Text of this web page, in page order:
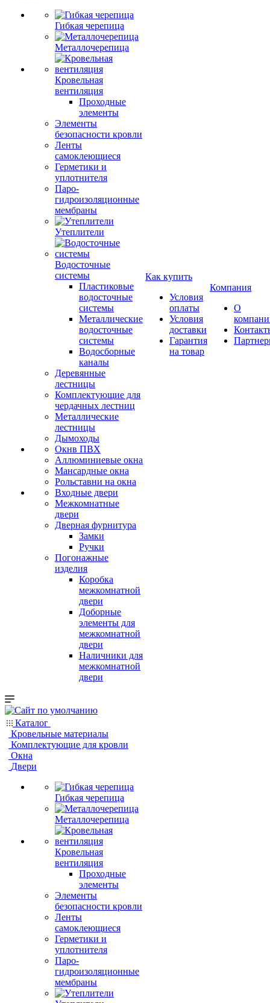
Гибкая черепица
Металлочерепица
Кровельная
вентиляция
Проходные
элементы
Элементы
безопасности кровли
Ленты
самоклеющиеся
Герметики и
уплотнителя
Паро-
гидроизоляционные
мембраны
Утеплители
Водосточные
системы
Пластиковые
водосточные
системы
Металлические
водосточные
системы
Водосборные
каналы
Деревянные
лестницы
Комплектующие для
чердачных лестниц
Металлические
лестницы
Дымоходы
Окнв ПВХ
Аллюминиевые окна
Мансардные окна
Рольставни на окна
Входные двери
Межкомнатные
двери
Дверная фурнитура
Замки
Ручки
Погонажные
изделия
Коробка
межкомнатной
двери
Доборные
элементы для
межкомнатной
двери
Наличники для
межкомнатной
двери
Как купить
Условия
оплаты
Условия
доставки
Гарантия
на товар
Компания
О
Каталог
Кровельные материалы
Комплектующие для кровли
Окна
Двери
Гибкая черепица
Металлочерепица
Кровельная
вентиляция
Проходные
элементы
Элементы
безопасности кровли
Ленты
самоклеющиеся
Герметики и
уплотнителя
Паро-
гидроизоляционные
мембраны